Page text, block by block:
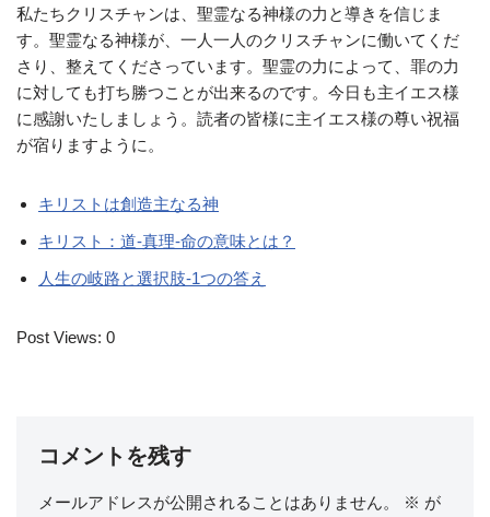
私たちクリスチャンは、聖霊なる神様の力と導きを信じま
す。聖霊なる神様が、一人一人のクリスチャンに働いてくだ
さり、整えてくださっています。聖霊の力によって、罪の力
に対しても打ち勝つことが出来るのです。今日も主イエス様
に感謝いたしましょう。読者の皆様に主イエス様の尊い祝福
が宿りますように。
キリストは創造主なる神
キリスト：道-真理-命の意味とは？
人生の岐路と選択肢-1つの答え
Post Views: 0
コメントを残す
メールアドレスが公開されることはありません。 ※ が